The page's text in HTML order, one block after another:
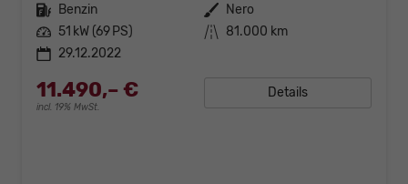
Kraftstoff Benzin Außenfarbe Nero
Leistung 51 kW (69 PS) Kilometerstand 81.000 km
29.12.2022
11.490,– €
incl. 19% MwSt.
Details